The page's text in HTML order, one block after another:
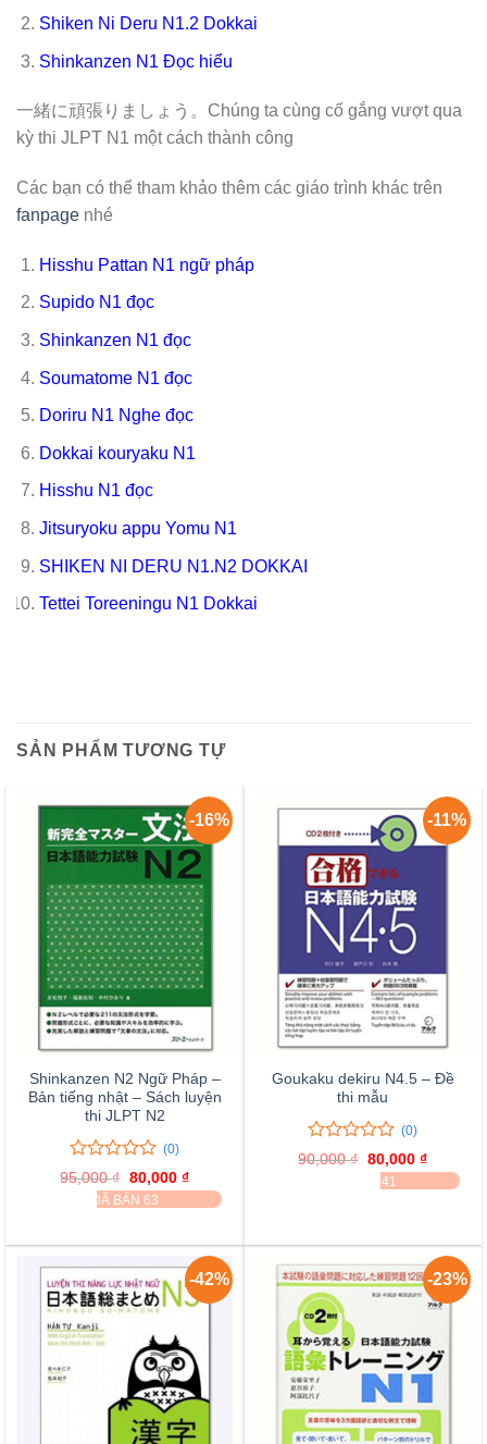
Shiken Ni Deru N1.2 Dokkai
Shinkanzen N1 Đọc hiểu
一緒に頑張りましょう。Chúng ta cùng cố gắng vượt qua
kỳ thi JLPT N1 một cách thành công
Các bạn có thể tham khảo thêm các giáo trình khác trên
fanpage nhé
Hisshu Pattan N1 ngữ pháp
Supido N1 đọc
Shinkanzen N1 đọc
Soumatome N1 đọc
Doriru N1 Nghe đọc
Dokkai kouryaku N1
Hisshu N1 đọc
Jitsuryoku appu Yomu N1
SHIKEN NI DERU N1.N2 DOKKAI
Tettei Toreeningu N1 Dokkai
SẢN PHẨM TƯƠNG TỰ
-16%
Shinkanzen N2 Ngữ Pháp –
Bản tiếng nhật – Sách luyện
thi JLPT N2
0
trên
0
giá
(0)
95,000₫ Giá
gốc
là:
80,000 ₫Giá
hiện
tại
ĐÃ BÁN 63
-11%
Goukaku dekiru N4.5 – Đề
thi mẫu
0
trên
0
(0)
90,000₫ Giá
gốc
là:
80,000 ₫Giá
hiện
tại
ĐÃ BÁN 41
-42% -23%